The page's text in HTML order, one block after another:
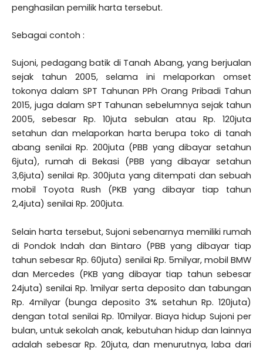
penghasilan pemilik harta tersebut.
Sebagai contoh :
Sujoni, pedagang batik di Tanah Abang, yang berjualan
sejak tahun 2005, selama ini melaporkan omset
tokonya dalam SPT Tahunan PPh Orang Pribadi Tahun
2015, juga dalam SPT Tahunan sebelumnya sejak tahun
2005, sebesar Rp. 10juta sebulan atau Rp. 120juta
setahun dan melaporkan harta berupa toko di tanah
abang senilai Rp. 200juta (PBB yang dibayar setahun
6juta), rumah di Bekasi (PBB yang dibayar setahun
3,6juta) senilai Rp. 300juta yang ditempati dan sebuah
mobil Toyota Rush (PKB yang dibayar tiap tahun
2,4juta) senilai Rp. 200juta.
Selain harta tersebut, Sujoni sebenarnya memiliki rumah
di Pondok Indah dan Bintaro (PBB yang dibayar tiap
tahun sebesar Rp. 60juta) senilai Rp. 5milyar, mobil BMW
dan Mercedes (PKB yang dibayar tiap tahun sebesar
24juta) senilai Rp. 1milyar serta deposito dan tabungan
Rp. 4milyar (bunga deposito 3% setahun Rp. 120juta)
dengan total senilai Rp. 10milyar. Biaya hidup Sujoni per
bulan, untuk sekolah anak, kebutuhan hidup dan lainnya
adalah sebesar Rp. 20juta, dan menurutnya, laba dari